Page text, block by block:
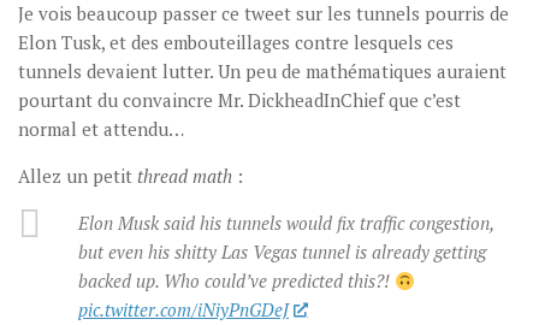
Je vois beaucoup passer ce tweet sur les tunnels pourris de
Elon Tusk, et des embouteillages contre lesquels ces
tunnels devaient lutter. Un peu de mathématiques auraient
pourtant du convaincre Mr. DickheadInChief que c’est
normal et attendu…
Allez un petit thread math :
Elon Musk said his tunnels would fix traffic congestion,
but even his shitty Las Vegas tunnel is already getting
backed up. Who could’ve predicted this?!
pic.twitter.com/iNiyPnGDeJ